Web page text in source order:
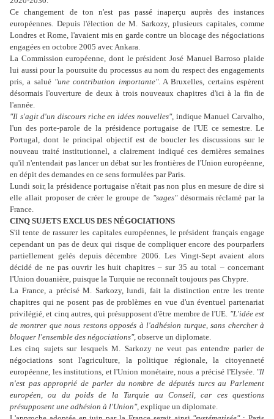
Ce changement de ton n'est pas passé inaperçu auprès des instances
européennes. Depuis l'élection de M. Sarkozy, plusieurs capitales, comme
Londres et Rome, l'avaient mis en garde contre un blocage des négociations
engagées en octobre 2005 avec Ankara.
La Commission européenne, dont le président José Manuel Barroso plaide
lui aussi pour la poursuite du processus au nom du respect des engagements
pris, a salué "une contribution importante". A Bruxelles, certains espèrent
désormais l'ouverture de deux à trois nouveaux chapitres d'ici à la fin de
l'année.
"Il s'agit d'un discours riche en idées nouvelles", indique Manuel Carvalho,
l'un des porte-parole de la présidence portugaise de l'UE ce semestre. Le
Portugal, dont le principal objectif est de boucler les discussions sur le
nouveau traité institutionnel, a clairement indiqué ces dernières semaines
qu'il n'entendait pas lancer un débat sur les frontières de l'Union européenne,
en dépit des demandes en ce sens formulées par Paris.
Lundi soir, la présidence portugaise n'était pas non plus en mesure de dire si
elle allait proposer de créer le groupe de "sages"désormais réclamé par la
France.
CINQ SUJETS EXCLUS DES NÉGOCIATIONS
S'il tente de rassurer les capitales européennes, le président français engage
cependant un pas de deux qui risque de compliquer encore des pourparlers
partiellement gelés depuis décembre 2006. Les Vingt-Sept avaient alors
décidé de ne pas ouvrir les huit chapitres – sur 35 au total – concernant
l'Union douanière, puisque la Turquie ne reconnaît toujours pas Chypre.
La France, a précisé M. Sarkozy, lundi, fait la distinction entre les trente
chapitres qui ne posent pas de problèmes en vue d'un éventuel partenariat
privilégié, et cinq autres, qui présupposent d'être membre de l'UE. "L'idée est
de montrer que nous restons opposés à l'adhésion turque, sans chercher à
bloquer l'ensemble des négociations", observe un diplomate.
Les cinq sujets sur lesquels M. Sarkozy ne veut pas entendre parler de
négociations sont l'agriculture, la politique régionale, la citoyenneté
européenne, les institutions, et l'Union monétaire, nous a précisé l'Elysée. "Il
n'est pas approprié de parler du nombre de députés turcs au Parlement
européen, ou du poids de la Turquie au Conseil, car ces questions
présupposent une adhésion à l'Union", explique un diplomate.